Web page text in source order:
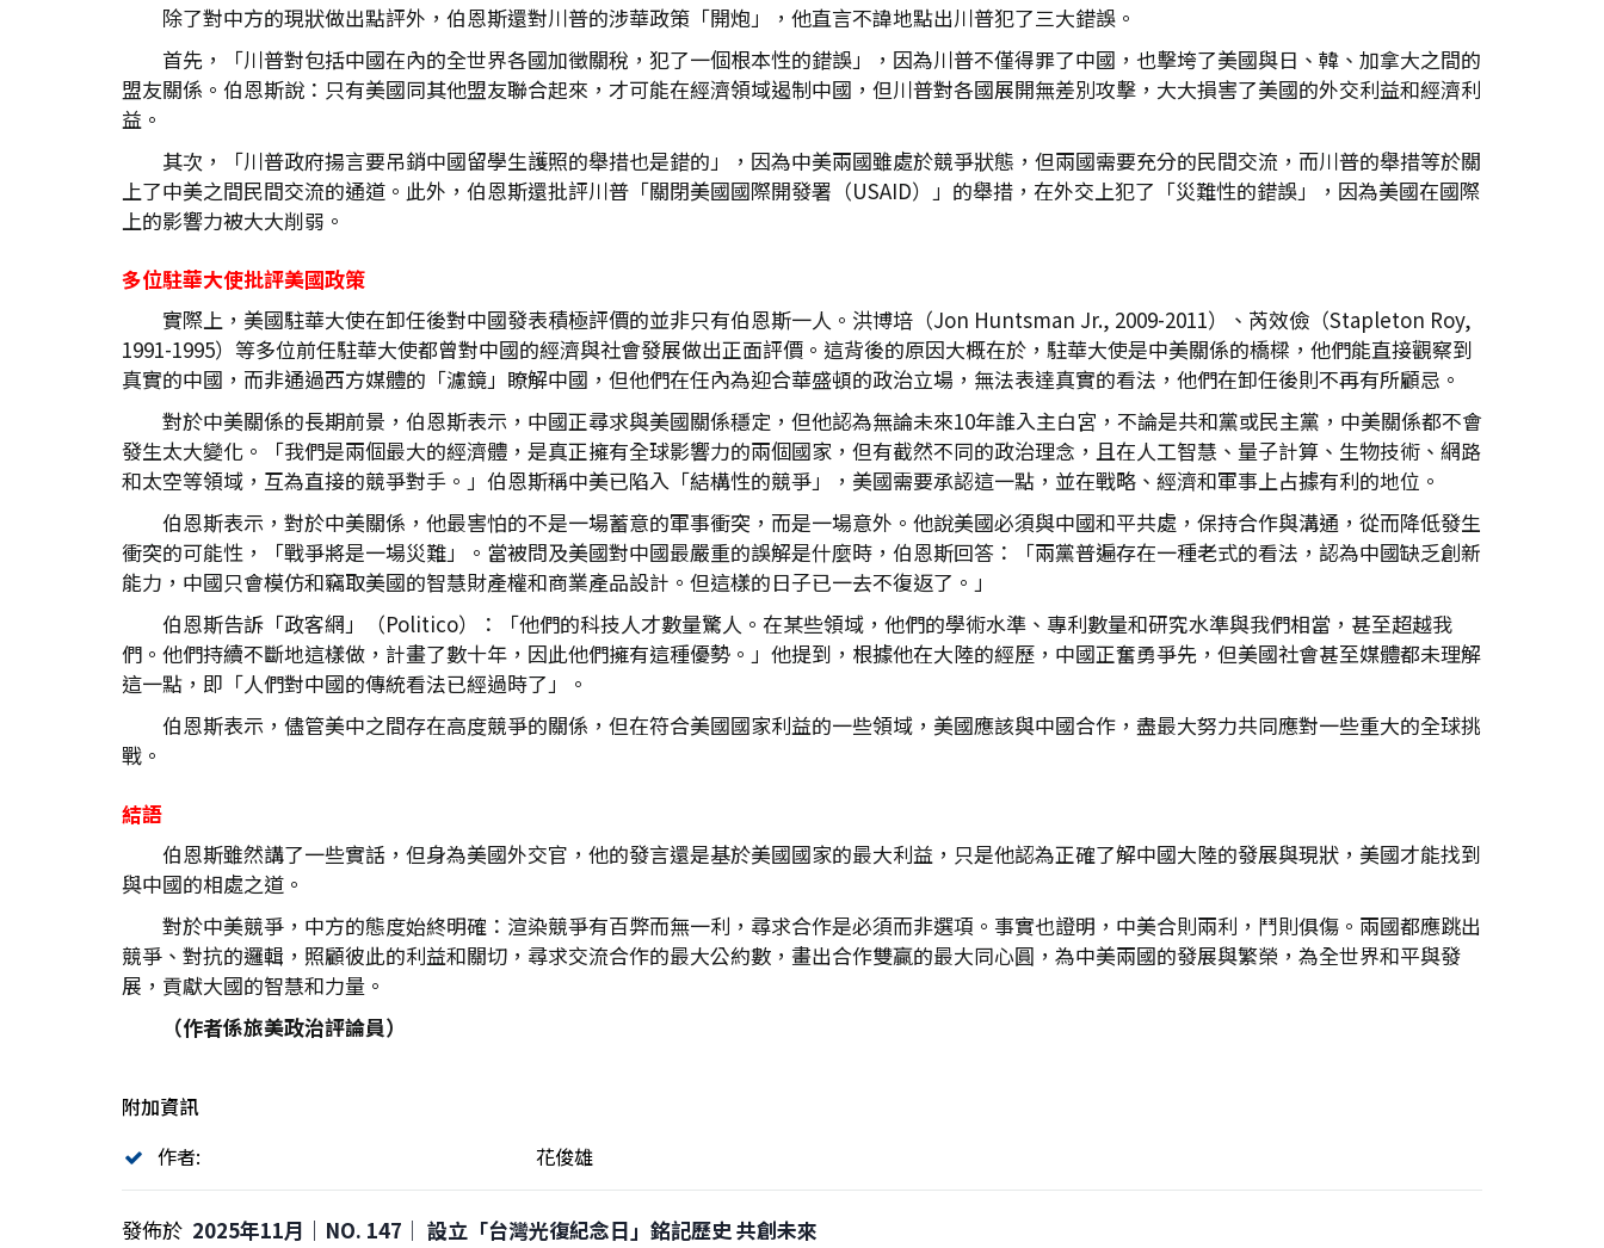
除了對中方的現狀做出點評外，伯恩斯還對川普的涉華政策「開炮」，他直言不諱地點出川普犯了三大錯誤。
首先，「川普對包括中國在內的全世界各國加徵關稅，犯了一個根本性的錯誤」，因為川普不僅得罪了中國，也擊垮了美國與日、韓、加拿大之間的
盟友關係。伯恩斯說：只有美國同其他盟友聯合起來，才可能在經濟領域遏制中國，但川普對各國展開無差別攻擊，大大損害了美國的外交利益和經濟利
益。
其次，「川普政府揚言要吊銷中國留學生護照的舉措也是錯的」，因為中美兩國雖處於競爭狀態，但兩國需要充分的民間交流，而川普的舉措等於關
上了中美之間民間交流的通道。此外，伯恩斯還批評川普「關閉美國國際開發署（USAID）」的舉措，在外交上犯了「災難性的錯誤」，因為美國在國際
上的影響力被大大削弱。
多位駐華大使批評美國政策
實際上，美國駐華大使在卸任後對中國發表積極評價的並非只有伯恩斯一人。洪博培（Jon Huntsman Jr., 2009-2011）、芮效儉（Stapleton Roy,
1991-1995）等多位前任駐華大使都曾對中國的經濟與社會發展做出正面評價。這背後的原因大概在於，駐華大使是中美關係的橋樑，他們能直接觀察到
真實的中國，而非通過西方媒體的「濾鏡」瞭解中國，但他們在任內為迎合華盛頓的政治立場，無法表達真實的看法，他們在卸任後則不再有所顧忌。
對於中美關係的長期前景，伯恩斯表示，中國正尋求與美國關係穩定，但他認為無論未來10年誰入主白宮，不論是共和黨或民主黨，中美關係都不會
發生太大變化。「我們是兩個最大的經濟體，是真正擁有全球影響力的兩個國家，但有截然不同的政治理念，且在人工智慧、量子計算、生物技術、網路
和太空等領域，互為直接的競爭對手。」伯恩斯稱中美已陷入「結構性的競爭」，美國需要承認這一點，並在戰略、經濟和軍事上占據有利的地位。
伯恩斯表示，對於中美關係，他最害怕的不是一場蓄意的軍事衝突，而是一場意外。他說美國必須與中國和平共處，保持合作與溝通，從而降低發生
衝突的可能性，「戰爭將是一場災難」。當被問及美國對中國最嚴重的誤解是什麼時，伯恩斯回答：「兩黨普遍存在一種老式的看法，認為中國缺乏創新
能力，中國只會模仿和竊取美國的智慧財產權和商業產品設計。但這樣的日子已一去不復返了。」
伯恩斯告訴「政客網」（Politico）：「他們的科技人才數量驚人。在某些領域，他們的學術水準、專利數量和研究水準與我們相當，甚至超越我
們。他們持續不斷地這樣做，計畫了數十年，因此他們擁有這種優勢。」他提到，根據他在大陸的經歷，中國正奮勇爭先，但美國社會甚至媒體都未理解
這一點，即「人們對中國的傳統看法已經過時了」。
伯恩斯表示，儘管美中之間存在高度競爭的關係，但在符合美國國家利益的一些領域，美國應該與中國合作，盡最大努力共同應對一些重大的全球挑
戰。
結語
伯恩斯雖然講了一些實話，但身為美國外交官，他的發言還是基於美國國家的最大利益，只是他認為正確了解中國大陸的發展與現狀，美國才能找到
與中國的相處之道。
對於中美競爭，中方的態度始終明確：渲染競爭有百弊而無一利，尋求合作是必須而非選項。事實也證明，中美合則兩利，鬥則俱傷。兩國都應跳出
競爭、對抗的邏輯，照顧彼此的利益和關切，尋求交流合作的最大公約數，畫出合作雙贏的最大同心圓，為中美兩國的發展與繁榮，為全世界和平與發
展，貢獻大國的智慧和力量。
（作者係旅美政治評論員）
附加資訊
作者:
花俊雄
發佈於 2025年11月｜NO. 147│ 設立「台灣光復紀念日」銘記歷史 共創未來